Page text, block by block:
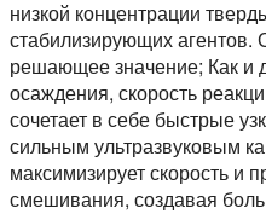
низкой концентрации
стабилизирующих
решающее значение; Как и
осаждения, скорость
сочетает в себе быстрые
сильным ультразвуковым
максимизирует скорость и
смешивания, создавая